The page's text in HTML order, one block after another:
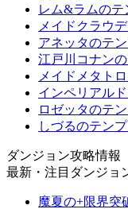
レム&ラムのテ
メイドクラウ
アネッタのテ
江戸川コナン
メイドメタト
インペリアル
ロゼッタのテ
しづるのテン
ダンジョン攻略情報
最新・注目ダンジョ
魔夏の+限界突